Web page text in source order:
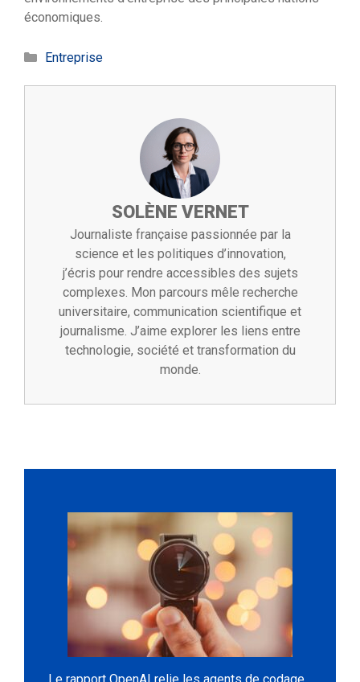
économiques.
Catégories
Entreprise
SOLÈNE VERNET
Journaliste française passionnée par la
science et les politiques d’innovation,
j’écris pour rendre accessibles des sujets
complexes. Mon parcours mêle recherche
universitaire, communication scientifique et
journalisme. J’aime explorer les liens entre
technologie, société et transformation du
monde.